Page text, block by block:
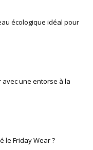
écologique idéal pour
une entorse à la
le Friday Wear ?